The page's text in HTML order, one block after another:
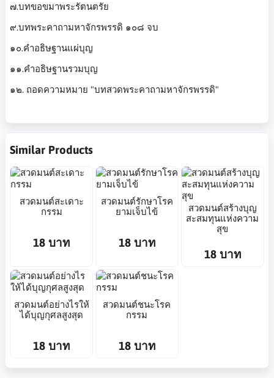
๗.บทขอขมาพระรัตนตรัย
๙.บทพระคาถามหาจักรพรรดิ ๑๐๘ จบ
๑๐.คำอธิษฐานแผ่บุญ
๑๑.คำอธิษฐานรวมบุญ
๑๒. ถอดความหมาย "บทสวดพระคาถามหาจักรพรรดิ"
Similar Products
สวดมนต์สะเดาะ
กรรม
18 บาท
สวดมนต์รักษาโรค
ยามเจ็บไข้
18 บาท
สวดมนต์สร้างบุญ
สะสมทุนแห่งความ
สุข
18 บาท
สวดมนต์อย่างไรให้
ได้บุญกุศลสูงสุด
18 บาท
สวดมนต์ชนะโรค
กรรม
18 บาท